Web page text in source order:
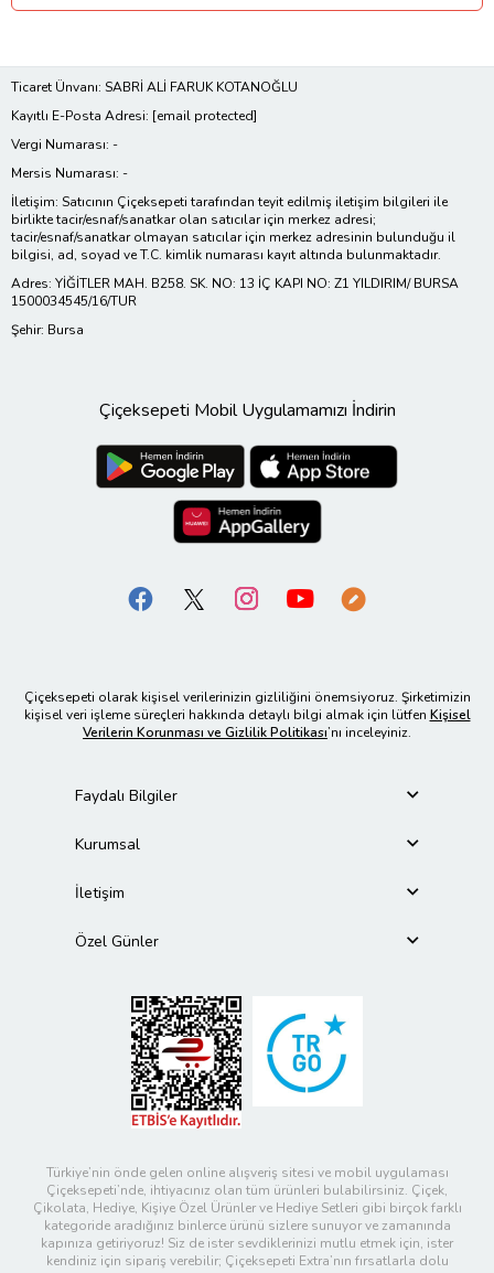
Ticaret Ünvanı: SABRİ ALİ FARUK KOTANOĞLU
Kayıtlı E-Posta Adresi: [email protected]
Vergi Numarası: -
Mersis Numarası: -
İletişim: Satıcının Çiçeksepeti tarafından teyit edilmiş iletişim bilgileri ile
birlikte tacir/esnaf/sanatkar olan satıcılar için merkez adresi;
tacir/esnaf/sanatkar olmayan satıcılar için merkez adresinin bulunduğu il
bilgisi, ad, soyad ve T.C. kimlik numarası kayıt altında bulunmaktadır.
Adres: YİĞİTLER MAH. B258. SK. NO: 13 İÇ KAPI NO: Z1 YILDIRIM/ BURSA
1500034545/16/TUR
Şehir: Bursa
Çiçeksepeti Mobil Uygulamamızı İndirin
Çiçeksepeti olarak kişisel verilerinizin gizliliğini önemsiyoruz. Şirketimizin
kişisel veri işleme süreçleri hakkında detaylı bilgi almak için lütfen Kişisel
Verilerin Korunması ve Gizlilik Politikası’nı inceleyiniz.
Faydalı Bilgiler
Kurumsal
İletişim
Özel Günler
Türkiye’nin önde gelen online alışveriş sitesi ve mobil uygulaması
Çiçeksepeti’nde, ihtiyacınız olan tüm ürünleri bulabilirsiniz. Çiçek,
Çikolata, Hediye, Kişiye Özel Ürünler ve Hediye Setleri gibi birçok farklı
kategoride aradığınız binlerce ürünü sizlere sunuyor ve zamanında
kapınıza getiriyoruz! Siz de ister sevdiklerinizi mutlu etmek için, ister
kendiniz için sipariş verebilir; Çiçeksepeti Extra’nın fırsatlarla dolu